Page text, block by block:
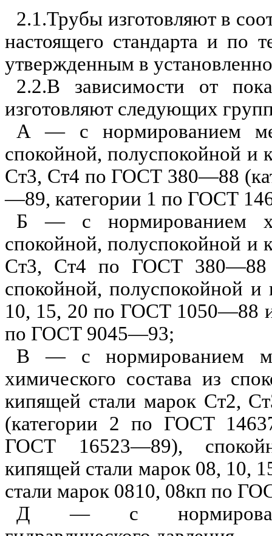
2.1.Трубы изготовляют в
настоящего стандартаи по
утвержденным в установ
2.2.В зависимости от п
изготовляют следующих
А — с нормированием
спокойной, полуспокойной и
Ст3, Ст4 по ГОСТ 380—88
—89, категории 1 по ГОСТ
Б — с нормированием
спокойной,полуспокойной и
Ст3, Ст4 по ГОСТ
спокойной,полуспокойной и
10, 15, 20 по ГОСТ 1050—88
по ГОСТ 9045—93;
В — с нормированием
химического состава из
кипящей стали марок Ст2,
(категории 2 по ГОСТ
ГОСТ 16523—89),
кипящей стали марок 08, 10,
стали марок 0810, 08кп по
Д — с